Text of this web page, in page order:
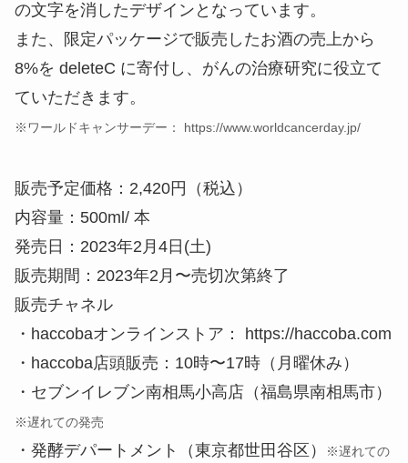
の文字を消したデザインとなっています。
また、限定パッケージで販売したお酒の売上から
8%を deleteC に寄付し、がんの治療研究に役立て
ていただきます。
※ワールドキャンサーデー： https://www.worldcancerday.jp/
販売予定価格：2,420円（税込）
内容量：500ml/ 本
発売日：2023年2月4日(土)
販売期間：2023年2月〜売切次第終了
販売チャネル
・haccobaオンラインストア： https://haccoba.com
・haccoba店頭販売：10時〜17時（月曜休み）
・セブンイレブン南相馬小高店（福島県南相馬市）
※遅れての発売
・発酵デパートメント（東京都世田谷区）
※遅れての